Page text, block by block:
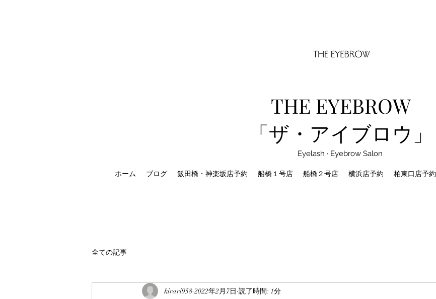
THE EYEBROW
「ザ・アイブロウ」
Eyelash · Eyebrow Salon
ホーム ブログ 飯田橋・神楽坂店予約 船橋１号店 船橋２号店 横浜店予約 柏東口店予約
全ての記事
kirari958 2022年2月7日 読了時間: 1分